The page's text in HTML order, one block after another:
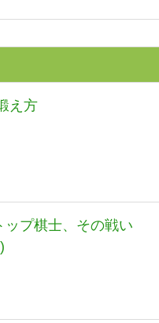
え方
プ棋士、その戦い